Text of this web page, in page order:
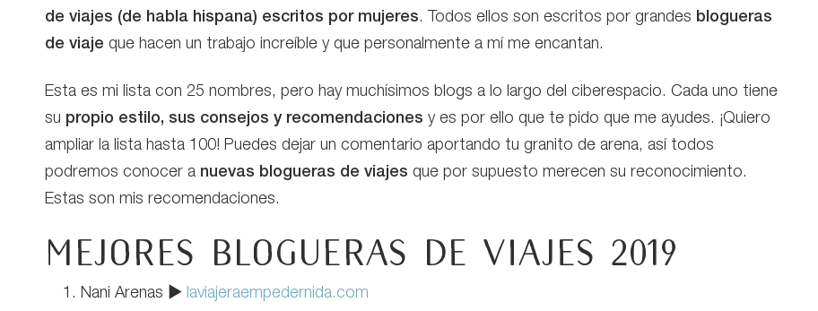
de viajes (de habla hispana) escritos por mujeres. Todos ellos son escritos por grandes blogueras
de viaje que hacen un trabajo increíble y que personalmente a mí me encantan.
Esta es mi lista con 25 nombres, pero hay muchísimos blogs a lo largo del ciberespacio. Cada uno tiene
su propio estilo, sus consejos y recomendaciones y es por ello que te pido que me ayudes. ¡Quiero
ampliar la lista hasta 100! Puedes dejar un comentario aportando tu granito de arena, así todos
podremos conocer a nuevas blogueras de viajes que por supuesto merecen su reconocimiento.
Estas son mis recomendaciones.
Mejores blogueras de viajes 2019
Nani Arenas ▶ laviajeraempedernida.com